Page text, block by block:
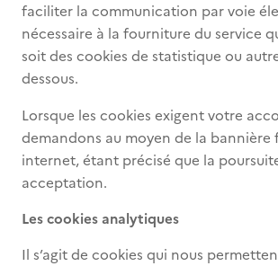
faciliter la communication par voie
nécessaire à la fourniture du service
soit des cookies de statistique ou
dessous.
Lorsque les cookies exigent votre
demandons au moyen de la
internet, étant précisé que la
acceptation.
Les cookies analytiques
Il s’agit de cookies qui nous